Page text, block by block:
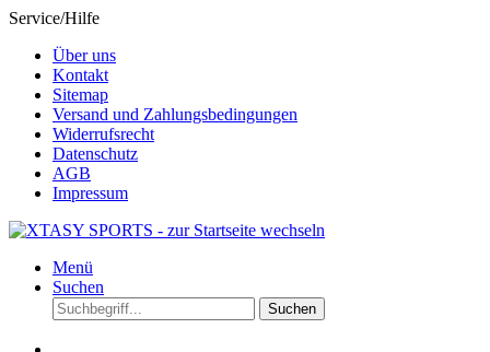
Service/Hilfe
Über uns
Kontakt
Sitemap
Versand und Zahlungsbedingungen
Widerrufsrecht
Datenschutz
AGB
Impressum
Menü
Suchen
Suchen